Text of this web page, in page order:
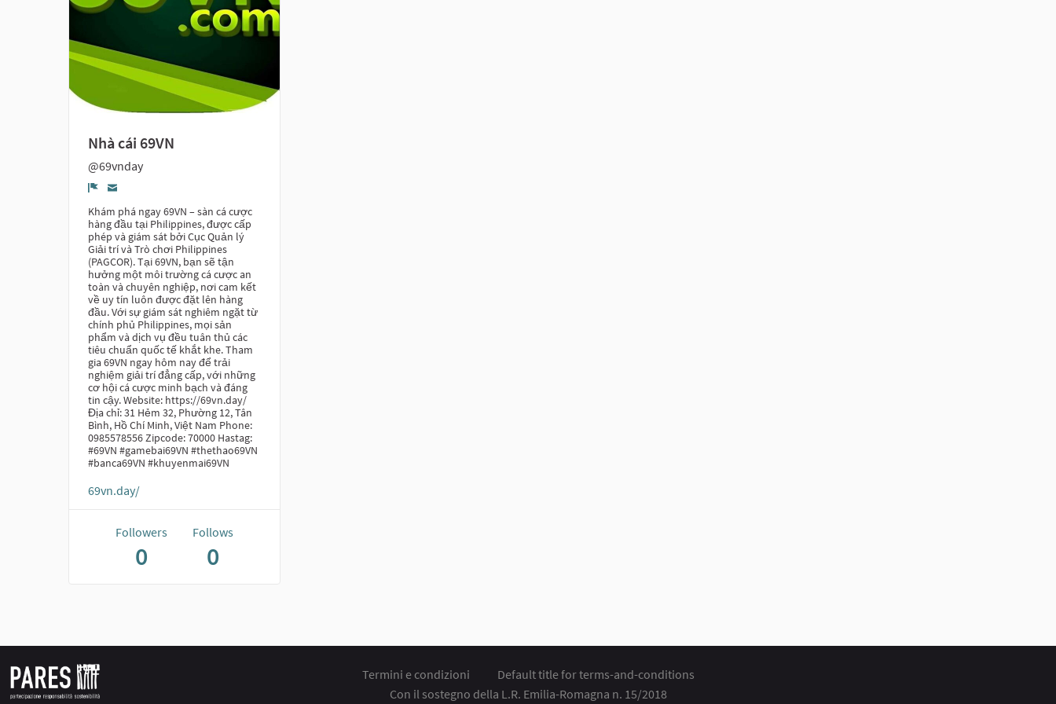
Nhà cái 69VN
@69vnday
Report
Khám phá ngay 69VN – sàn cá cược
hàng đầu tại Philippines, được cấp
phép và giám sát bởi Cục Quản lý
Giải trí và Trò chơi Philippines
(PAGCOR). Tại 69VN, bạn sẽ tận
hưởng một môi trường cá cược an
toàn và chuyên nghiệp, nơi cam kết
về uy tín luôn được đặt lên hàng
đầu. Với sự giám sát nghiêm ngặt từ
chính phủ Philippines, mọi sản
phẩm và dịch vụ đều tuân thủ các
tiêu chuẩn quốc tế khắt khe. Tham
gia 69VN ngay hôm nay để trải
nghiệm giải trí đẳng cấp, với những
cơ hội cá cược minh bạch và đáng
tin cậy. Website: https://69vn.day/
Địa chỉ: 31 Hẻm 32, Phường 12, Tân
Bình, Hồ Chí Minh, Việt Nam Phone:
0985578556 Zipcode: 70000 Hastag:
#69VN #gamebai69VN #thethao69VN
#banca69VN #khuyenmai69VN
69vn.day/
Followers
0
Follows
0
Termini e condizioni
Default title for terms-and-conditions
Con il sostegno della L.R. Emilia-Romagna n. 15/2018